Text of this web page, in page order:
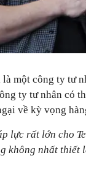
một công ty tư
ty tư nhân có
về kỳ vọng
lực rất lớn cho
không nhất thiết